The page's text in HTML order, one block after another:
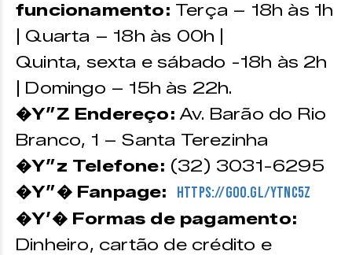
funcionamento: Terça – 18h às 1h
| Quarta – 18h às 00h |
Quinta, sexta e sábado -18h às 2h
| Domingo – 15h às 22h.
�Y”Z Endereço:Av. Barão do Rio
Branco, 1 – Santa Terezinha
�Y”z Telefone: (32) 3031-6295
�Y”� Fanpage: https://goo.gl/YTNc5Z
�Y’� Formas de pagamento:
Dinheiro, cartão de crédito e